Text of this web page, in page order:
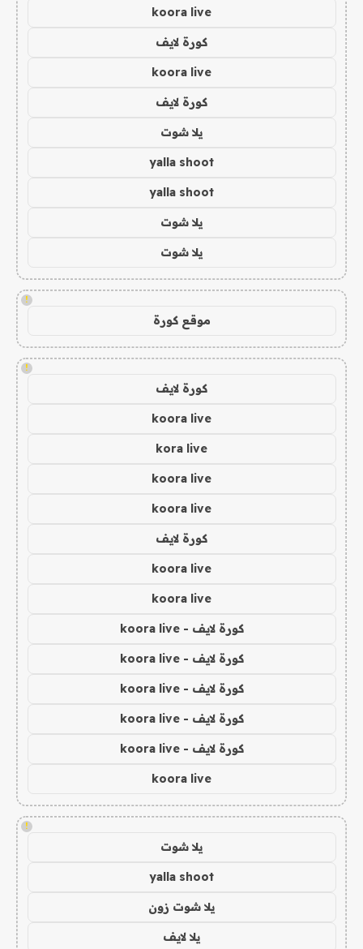
koora live
كورة لايف
koora live
كورة لايف
يلا شوت
yalla shoot
yalla shoot
يلا شوت
يلا شوت
!
موقع كورة
!
كورة لايف
koora live
kora live
koora live
koora live
كورة لايف
koora live
koora live
كورة لايف - koora live
كورة لايف - koora live
كورة لايف - koora live
كورة لايف - koora live
كورة لايف - koora live
koora live
!
يلا شوت
yalla shoot
يلا شوت زون
يلا لايف